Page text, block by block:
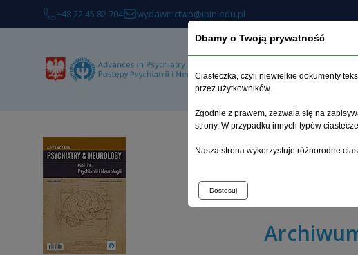
+48 22 45 82 704 wydawnictwo@ipin.edu.pl
O
Strona główna >
Podstawowe
uczestniczenia
Dbamy o Twoją prywatność
Ciasteczka, czyli niewielkie dokumenty
przez użytkowników.
Zgodnie z prawem, zezwala się na
strony. W przypadku innych typów
Nasza strona wykorzystuje różnorodne
Dostosuj